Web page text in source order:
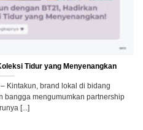
Tidur yang Menyenangkan
Kintakun, brand lokal di bidang
bangga mengumumkan partnership
[...]